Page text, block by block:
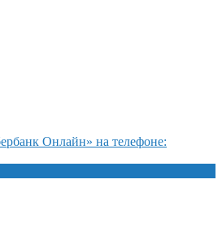
Онлайн» на телефоне: